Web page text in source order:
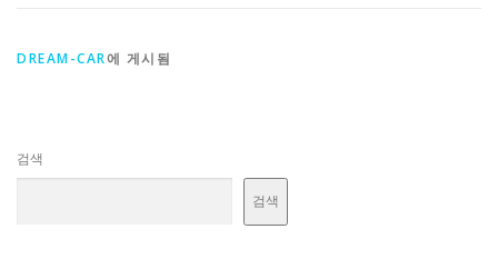
DREAM-CAR에 게시됨
검색
검색